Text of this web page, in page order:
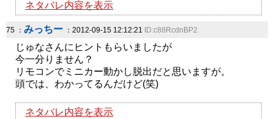
ネタバレ内容を表示
75 ： みっちー ：2012-09-15 12:12:21 ID:c88RcdnBP2
じゅなさんにヒントもらいましたが
今一分りません？
リモコンでミニカー動かし脱出だと思いますが。
頭では、わかってるんだけど(笑)
ネタバレ内容を表示